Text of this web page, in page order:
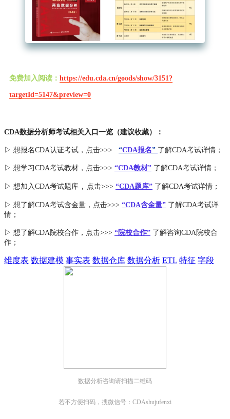
免费加入阅读： https://edu.cda.cn/goods/show/3151?
targetId=5147&preview=0
CDA数据分析师考试相关入口一览（建议收藏）：
▷ 想报名CDA认证考试，点击>>> “CDA报名” 了解CDA考试详情；
▷ 想学习CDA考试教材，点击>>> “CDA教材” 了解CDA考试详情；
▷ 想加入CDA考试题库 ， 点击>>> “CDA题库” 了解CDA考试详情；
▷ 想了解CDA考试含金量 ，点击>>> “CDA含金量” 了解CDA考试详
情；
▷ 想了解CDA院校合作 ，点击>>> “院校合作” 了解咨询CDA院校合
作；
维度表 数据建模 事实表 数据仓库 数据分析 ETL 特征 字段
数据分析咨询请扫描二维码
若不方便扫码，搜微信号：CDAshujufenxi